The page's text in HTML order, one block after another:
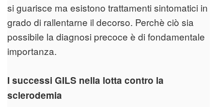
si guarisce ma esistono trattamenti sintomatici in
grado di rallentarne il decorso. Perchè ciò sia
possibile la diagnosi precoce è di fondamentale
importanza.
I successi GILS nella lotta contro la
sclerodemia